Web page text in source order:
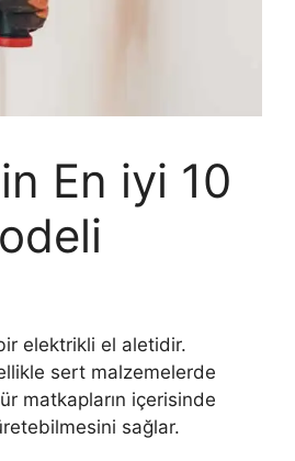
En iyi 10
elektrikli el aletidir.
sert malzemelerde
matkapların içerisinde
sağlar.